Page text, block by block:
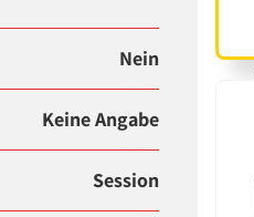
Nein
Keine Angabe
Session